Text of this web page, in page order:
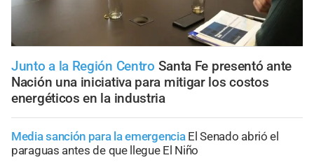
Junto a la Región Centro Santa Fe presentó ante
Nación una iniciativa para mitigar los costos
energéticos en la industria
Media sanción para la emergencia El Senado abrió el
paraguas antes de que llegue El Niño